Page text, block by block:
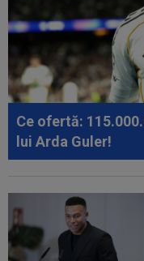
Ce ofertă:
lui Arda Guler!